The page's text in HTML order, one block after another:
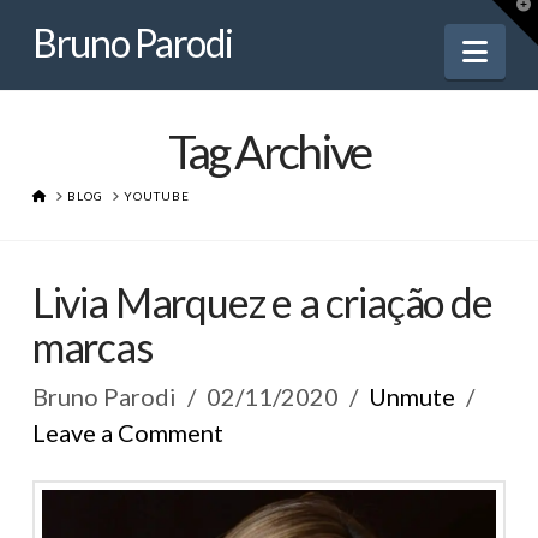
Bruno
Parodi
Bruno Parodi
Tag Archive
HOME
BLOG YOUTUBE
Livia Marquez e a criação de
marcas
Bruno Parodi 02/11/2020
Unmute
Leave a Comment